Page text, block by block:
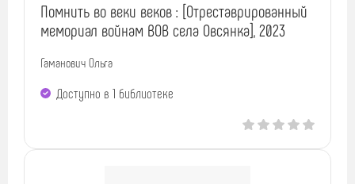
Помнить во веки веков : [Отреставрированный
мемориал войнам ВОВ села Овсянка], 2023
Гаманович Ольга
Доступно в 1 библиотекe